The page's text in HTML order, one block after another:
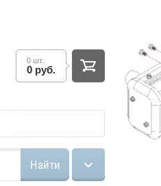
0 шт.
0 руб.
Найти